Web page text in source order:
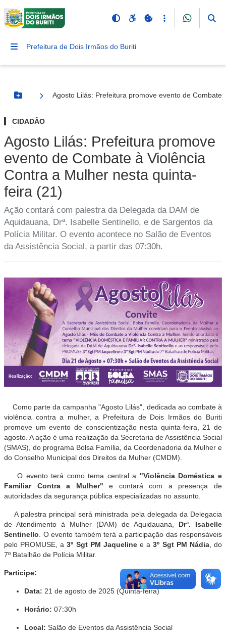
Prefeitura de Dois Irmãos do Buriti
Botão Menu
Agosto Lilás: Prefeitura promove evento de
CIDADÃO
Agosto Lilás: Prefeitura promove
evento de Combate à Violência
Contra a Mulher nesta quinta-
feira (21)
Ação contará com palestra da Delegada da DAM de
Aquidauana, Drª. Isabelle Sentinello, e de Sargentos da
Polícia Militar. O evento acontece no Salão de Eventos
da Assistência Social, a partir das 07:30h.
Como parte da campanha "Agosto Lilás", dedicada ao combate à
violência contra a mulher, a Prefeitura de Dois Irmãos do Buriti
promove um evento de conscientização nesta quinta-feira, 21 de
agosto.A ação é uma realização da Secretaria de Assistência Social
(SMAS), do programa Bolsa Família, da Coordenadoria da Mulher e
do Conselho Municipal dos Direitos da Mulher (CMDM)
O evento terá como tema central a "Violência Doméstica e
Familiar Contra a Mulher" e contará com a presença de
autoridades da segurança pública especializadas no assunto
A palestra principal será ministrada pela delegada da Delegacia
de Atendimento à Mulher (DAM) de Aquidauana, Drª. Isabelle
Sentinello
O evento também terá a participação das responsáveis
pelo PROMUSE, a3º Sgt PM Jaquelinee a3º Sgt PM Nádia, do
7º Batalhão de Polícia Militar.
Participe:
Data: 21 de agosto de 2025 (Quinta-feira)
Horário: 07:30h
Local: Salão de Eventos da Assistência Social